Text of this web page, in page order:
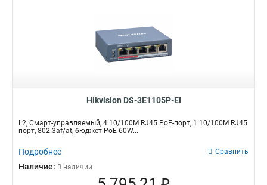
L3
10 100 1000
Hikvision DS-3E1105P-EI
L2, Смарт-управляемый, 4 10/100M RJ45 PoE-порт, 1 10/100M RJ45
порт, 802.3af/at, бюджет PoE 60W...
Подробнее Сравнить
Наличие: В наличии